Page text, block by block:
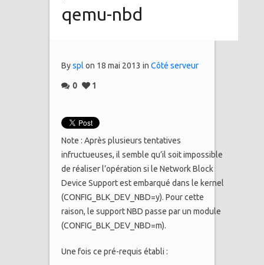
qemu-nbd
Byspl on 18 mai 2013 in Côté serveur
0 1
Note : Après plusieurs tentatives
infructueuses, il semble qu’il soit impossible
de réaliser l’opération si le Network Block
Device Support est embarqué dans le kernel
(CONFIG_BLK_DEV_NBD=y). Pour cette
raison, le support NBD passe par un module
(CONFIG_BLK_DEV_NBD=m).
Une fois ce pré-requis établi :